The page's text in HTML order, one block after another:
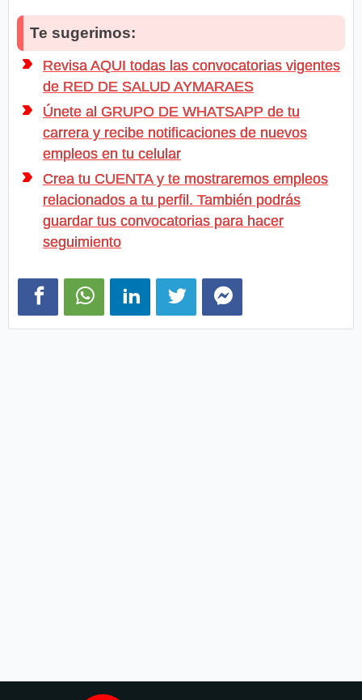
Te sugerimos:
Revisa AQUI todas las convocatorias vigentes
de RED DE SALUD AYMARAES
Únete al GRUPO DE WHATSAPP de tu
carrera y recibe notificaciones de nuevos
empleos en tu celular
Crea tu CUENTA y te mostraremos empleos
relacionados a tu perfil. También podrás
guardar tus convocatorias para hacer
seguimiento